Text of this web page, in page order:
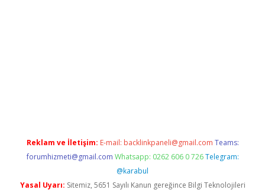
Reklam ve İletişim: E-mail: backlinkpaneli@gmail.com Teams:
forumhizmeti@gmail.com Whatsapp: 0262 606 0 726 Telegram:
@karabul
Yasal Uyarı: Sitemiz, 5651 Sayılı Kanun gereğince Bilgi Teknolojileri